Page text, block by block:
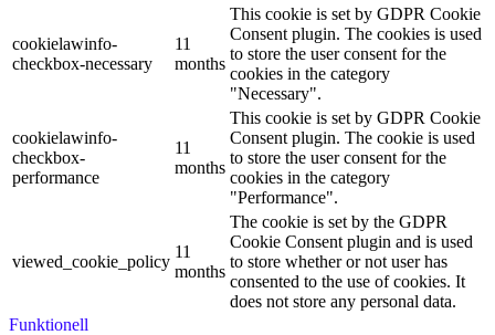
cookielawinfo-
checkbox-necessary
11
months
This cookie is set by GDPR Cookie
Consent plugin. The cookies is used
to store the user consent for the
cookies in the category
"Necessary".
cookielawinfo-
checkbox-
performance
11
months
This cookie is set by GDPR Cookie
Consent plugin. The cookie is used
to store the user consent for the
cookies in the category
"Performance".
viewed_cookie_policy
11
months
The cookie is set by the GDPR
Cookie Consent plugin and is used
to store whether or not user has
consented to the use of cookies. It
does not store any personal data.
Funktionell